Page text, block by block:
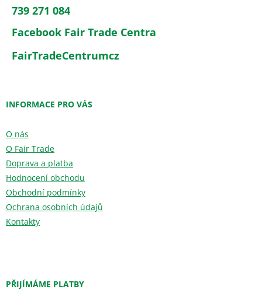
739 271 084
Facebook Fair Trade Centra
FairTradeCentrumcz
INFORMACE PRO VÁS
O nás
O Fair Trade
Doprava a platba
Hodnocení obchodu
Obchodní podmínky
Ochrana osobních údajů
Kontakty
PŘIJÍMÁME PLATBY